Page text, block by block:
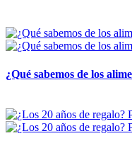
¿Qué sabemos de los